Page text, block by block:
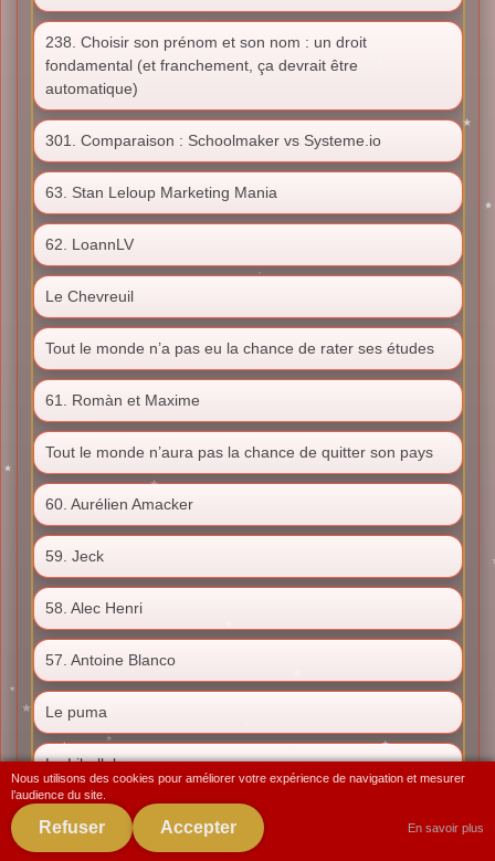
Nous utilisons des cookies pour améliorer votre expérience de navigation et mesurer
l’audience du site.
Refuser Accepter En savoir plus
238. Choisir son prénom et son nom : un droit
fondamental (et franchement, ça devrait être
automatique)
301. Comparaison : Schoolmaker vs Systeme.io
63. Stan Leloup Marketing Mania
62. LoannLV
Le Chevreuil
Tout le monde n’a pas eu la chance de rater ses études
61. Romàn et Maxime
Tout le monde n’aura pas la chance de quitter son pays
60. Aurélien Amacker
59. Jeck
58. Alec Henri
57. Antoine Blanco
Le puma
La Libellule